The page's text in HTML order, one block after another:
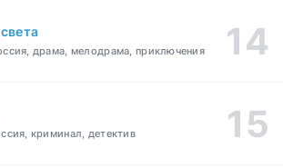
драма, мелодрама, приключения
криминал, детектив